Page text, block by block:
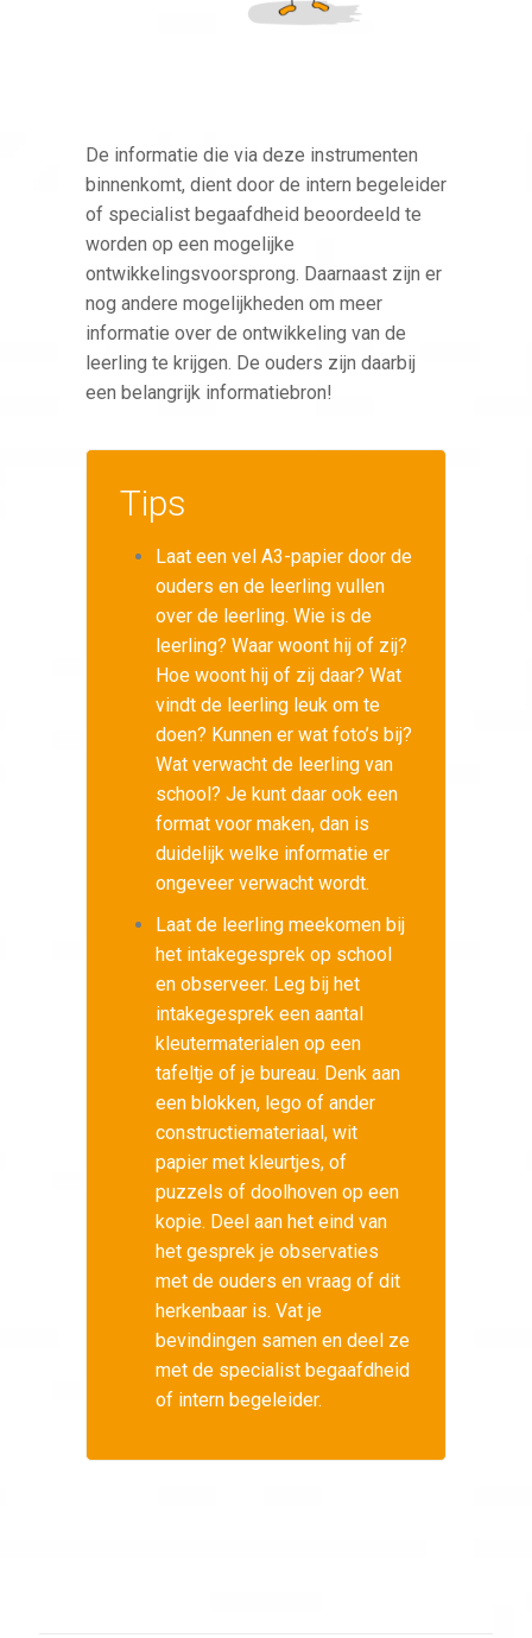
De informatie die via deze instrumenten
binnenkomt, dient door de intern begeleider
of specialist begaafdheid beoordeeld te
worden op een mogelijke
ontwikkelingsvoorsprong. Daarnaast zijn er
nog andere mogelijkheden om meer
informatie over de ontwikkeling van de
leerling te krijgen. De ouders zijn daarbij
een belangrijk informatiebron!
Tips
Laat een vel A3-papier door de
ouders en de leerling vullen
over de leerling. Wie is de
leerling? Waar woont hij of zij?
Hoe woont hij of zij daar? Wat
vindt de leerling leuk om te
doen? Kunnen er wat foto’s bij?
Wat verwacht de leerling van
school? Je kunt daar ook een
format voor maken, dan is
duidelijk welke informatie er
ongeveer verwacht wordt.
Laat de leerling meekomen bij
het intakegesprek op school
en observeer. Leg bij het
intakegesprek een aantal
kleutermaterialen op een
tafeltje of je bureau. Denk aan
een blokken, lego of ander
constructiemateriaal, wit
papier met kleurtjes, of
puzzels of doolhoven op een
kopie. Deel aan het eind van
het gesprek je observaties
met de ouders en vraag of dit
herkenbaar is. Vat je
bevindingen samen en deel ze
met de specialist begaafdheid
of intern begeleider.